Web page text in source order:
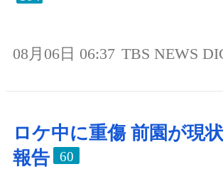
08月06日 06:37 TBS NEWS
ロケ中に重傷 前園が現
報告
60